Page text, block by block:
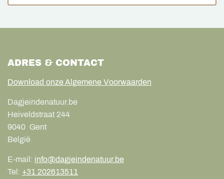
ADRES & CONTACT
Download onze Algemene Voorwaarden
Dagjeindenatuur.be
Heiveldstraat 244
9040 Gent
België
E-mail: info@dagjeindenatuur.be
Tel: +31 202613511